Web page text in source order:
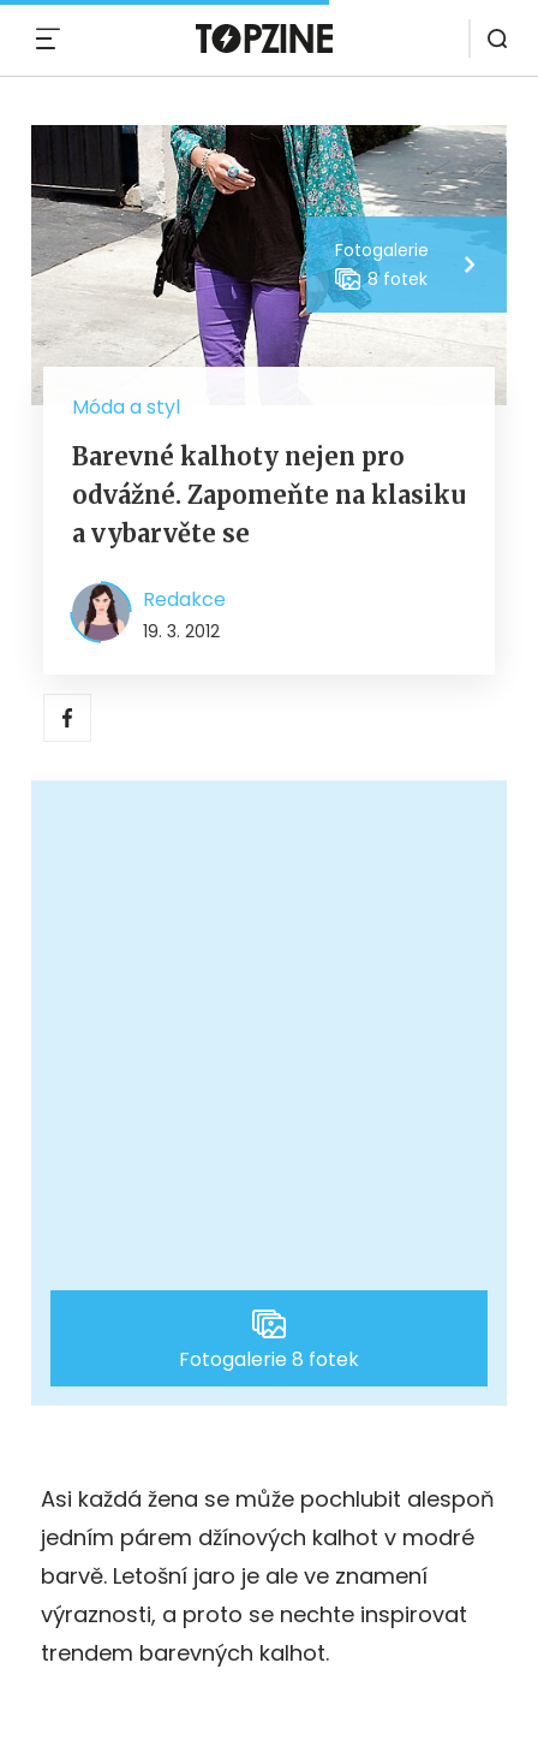
Fotogalerie
8 fotek
Móda a styl
Barevné kalhoty nejen pro
odvážné. Zapomeňte na klasiku
a vybarvěte se
Redakce
19. 3. 2012
Fotogalerie 8 fotek
Asi každá žena se může pochlubit alespoň
jedním párem džínových kalhot v modré
barvě. Letošní jaro je ale ve znamení
výraznosti, a proto se nechte inspirovat
trendem barevných kalhot.